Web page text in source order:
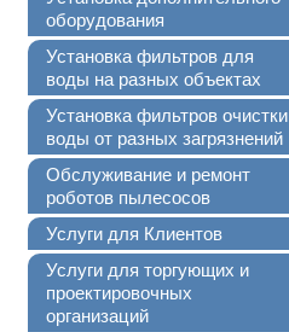
оборудования
+
Установка фильтров для
воды на разных объектах
+
Установка фильтров очистки
воды от разных загрязнений
+
Обслуживание и ремонт
роботов пылесосов
Услуги для Клиентов
+
Услуги для торгующих и
проектировочных
организаций